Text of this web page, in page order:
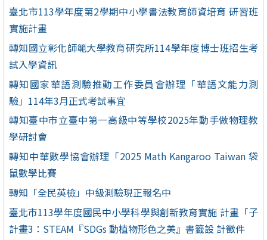
臺北市113學年度第2學期中小學書法教育師資培育 研習班
實施計畫
轉知國立彰化師範大學教育研究所114學年度博士班招生考
試入學資訊
轉知國家華語測驗推動工作委員會辦理「華語文能力測
驗」114年3月正式考試事宜
轉知臺中市立臺中第一高級中等學校2025年動手做物理教
學研討會
轉知中華數學協會辦理「2025 Math Kangaroo Taiwan 袋
鼠數學比賽
轉知「全民英檢」中級測驗現正報名中
臺北市113學年度國民中小學科學與創新教育實施 計畫「子
計畫3：STEAM『SDGs 動植物形色之美』書籤設 計徵件